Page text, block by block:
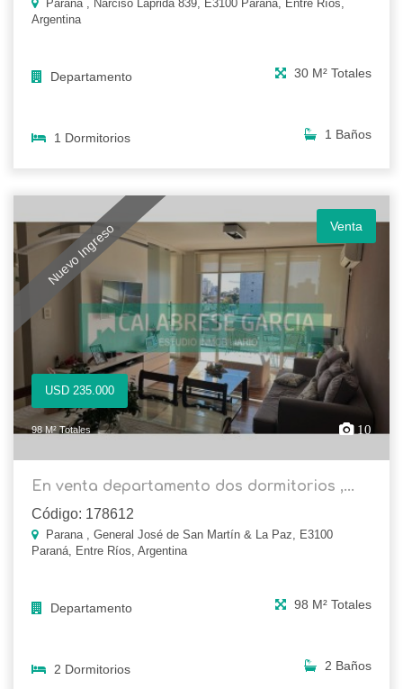
Parana , Narciso Laprida 839, E3100 Paraná, Entre Ríos,
Argentina
Departamento 30 M² Totales
1 Dormitorios 1 Baños
Nuevo Ingreso Venta
USD 235.000
98 M² Totales 10
En venta departamento dos dormitorios ,...
Código: 178612
Parana , General José de San Martín & La Paz, E3100
Paraná, Entre Ríos, Argentina
Departamento 98 M² Totales
2 Dormitorios 2 Baños